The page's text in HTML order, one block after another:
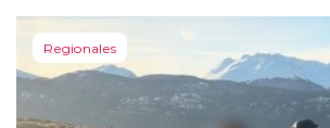
Regionales